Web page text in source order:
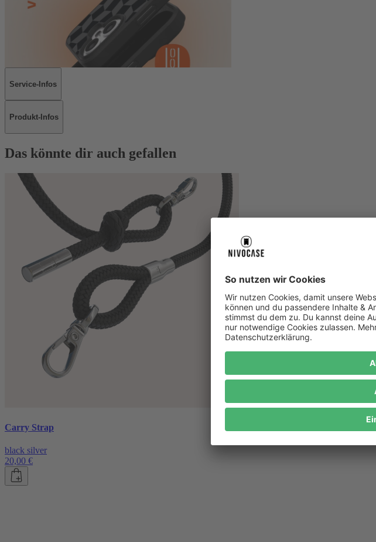
Service-Infos
Produkt-Infos
Das könnte dir auch gefallen
Carry Strap
black silver
20,00 €